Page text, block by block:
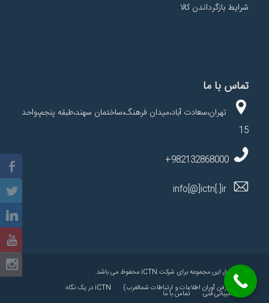
شرایط بازگرداندن کالا
تماس با ما
تهران،سعادت آباد،میدان فرهنگ،ساختمان سهند،طبقه پنجم،واحد
15
982132868000+
info[@]ictn[.]ir
کلیه حقوق این مجموعه برای شرکت iCTN محفوظ می باشد.
iCTN (فن آوران اطلاعات و ارتباطات شمالغرب)
iCTN در یک نگاه
پشتیبانی فنی تماس با ما